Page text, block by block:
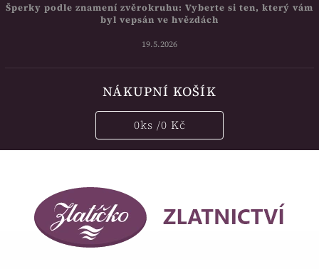
Šperky podle znamení zvěrokruhu: Vyberte si ten, který vám
byl vepsán ve hvězdách
19.5.2026
NÁKUPNÍ KOŠÍK
0ks /0 Kč